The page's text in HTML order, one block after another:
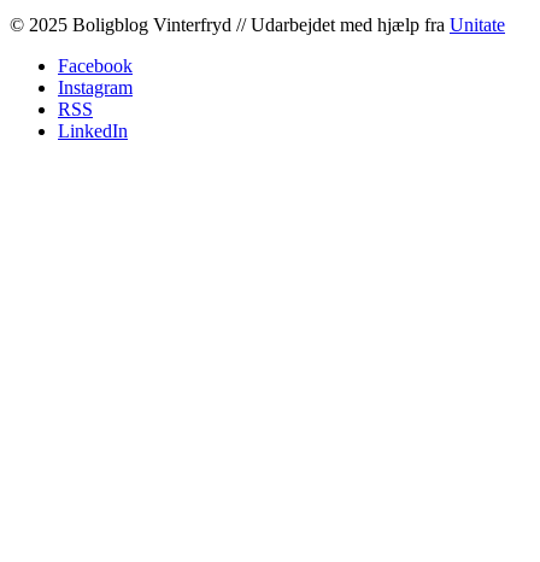
© 2025 Boligblog Vinterfryd // Udarbejdet med hjælp fra Unitate
Facebook
Instagram
RSS
LinkedIn